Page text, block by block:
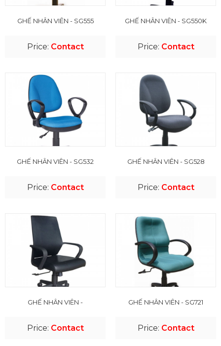
GHẾ NHÂN VIÊN - SG555
Price: Contact
GHẾ NHÂN VIÊN - SG550K
Price: Contact
GHẾ NHÂN VIÊN - SG532
Price: Contact
GHẾ NHÂN VIÊN - SG528
Price: Contact
GHẾ NHÂN VIÊN -
Price: Contact
GHẾ NHÂN VIÊN - SG721
Price: Contact